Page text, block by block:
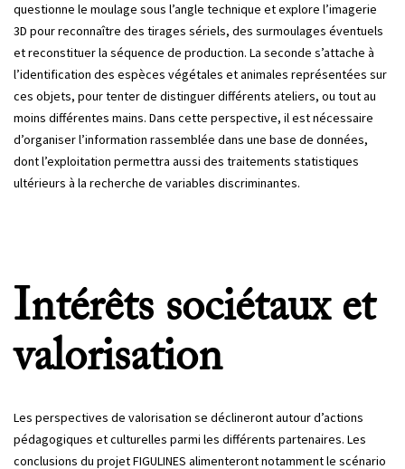
questionne le moulage sous l’angle technique et explore l’imagerie
3D pour reconnaître des tirages sériels, des surmoulages éventuels
et reconstituer la séquence de production. La seconde s’attache à
l’identification des espèces végétales et animales représentées sur
ces objets, pour tenter de distinguer différents ateliers, ou tout au
moins différentes mains. Dans cette perspective, il est nécessaire
d’organiser l’information rassemblée dans une base de données,
dont l’exploitation permettra aussi des traitements statistiques
ultérieurs à la recherche de variables discriminantes.
Intérêts sociétaux et
valorisation
Les perspectives de valorisation se déclineront autour d’actions
pédagogiques et culturelles parmi les différents partenaires. Les
conclusions du projet FIGULINES alimenteront notamment le scénario